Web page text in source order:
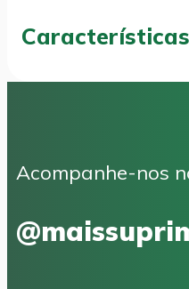
Acompanhe-nos